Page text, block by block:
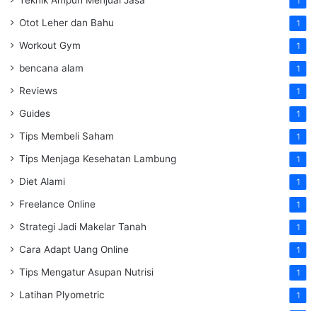
Otot Leher dan Bahu 1
Workout Gym 1
bencana alam 1
Reviews 1
Guides 1
Tips Membeli Saham 1
Tips Menjaga Kesehatan Lambung 1
Diet Alami 1
Freelance Online 1
Strategi Jadi Makelar Tanah 1
Cara Adapt Uang Online 1
Tips Mengatur Asupan Nutrisi 1
Latihan Plyometric 1